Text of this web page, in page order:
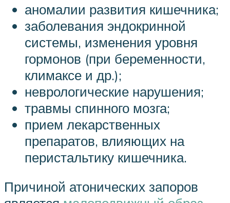
аномалии развития кишечника;
заболевания эндокринной
системы, изменения уровня
гормонов (при беременности,
климаксе и др.);
неврологические нарушения;
травмы спинного мозга;
прием лекарственных
препаратов, влияющих на
перистальтику кишечника.
Причиной атонических запоров